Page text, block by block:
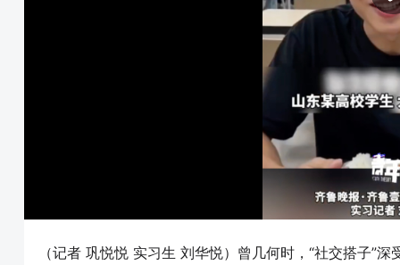
（记者 巩悦悦 实习生 刘华悦）曾几何时，“社交搭子”